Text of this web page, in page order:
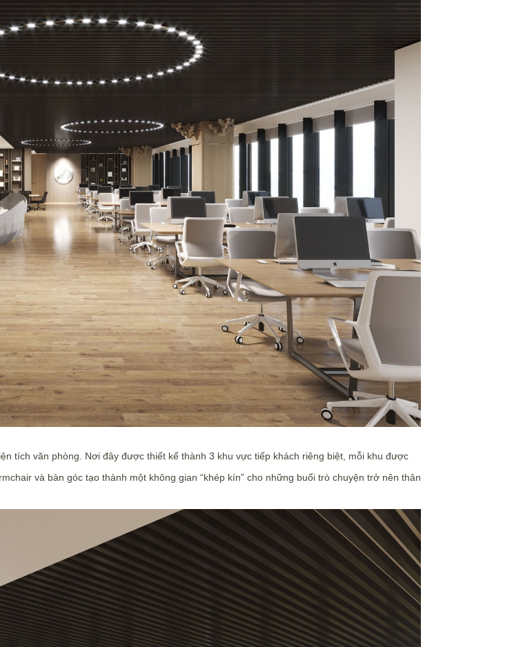
tích văn phòng. Nơi đây được thiết kế thành 3 khu vực tiếp khách riêng biệt, mỗi khu được
và bàn góc tạo thành một không gian “khép kín” cho những buổi trò chuyện trở nên thân